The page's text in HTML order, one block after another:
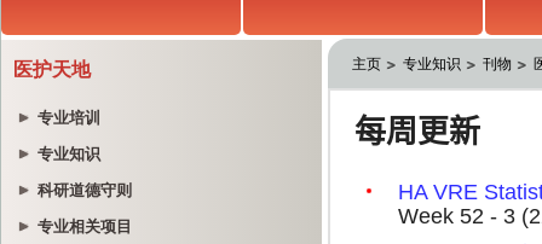
医护天地
专业培训
专业知识
科研道德守则
专业相关项目
主页 专业知识 刊物